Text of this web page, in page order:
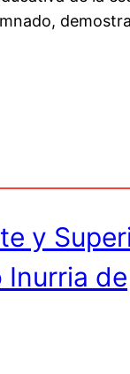
y
Inurria de